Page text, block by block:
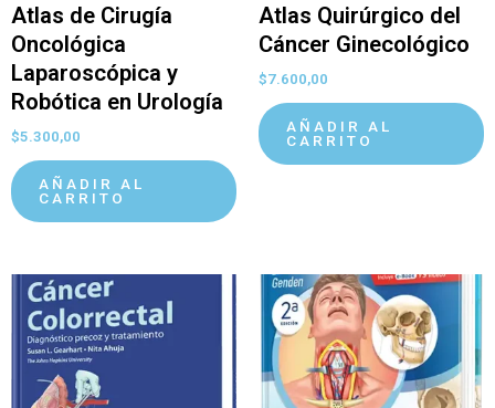
Atlas de Cirugía
Oncológica
Laparoscópica y
Robótica en Urología
$5.300,00
AÑADIR AL
CARRITO
Atlas Quirúrgico del
Cáncer Ginecológico
$7.600,00
AÑADIR AL
CARRITO